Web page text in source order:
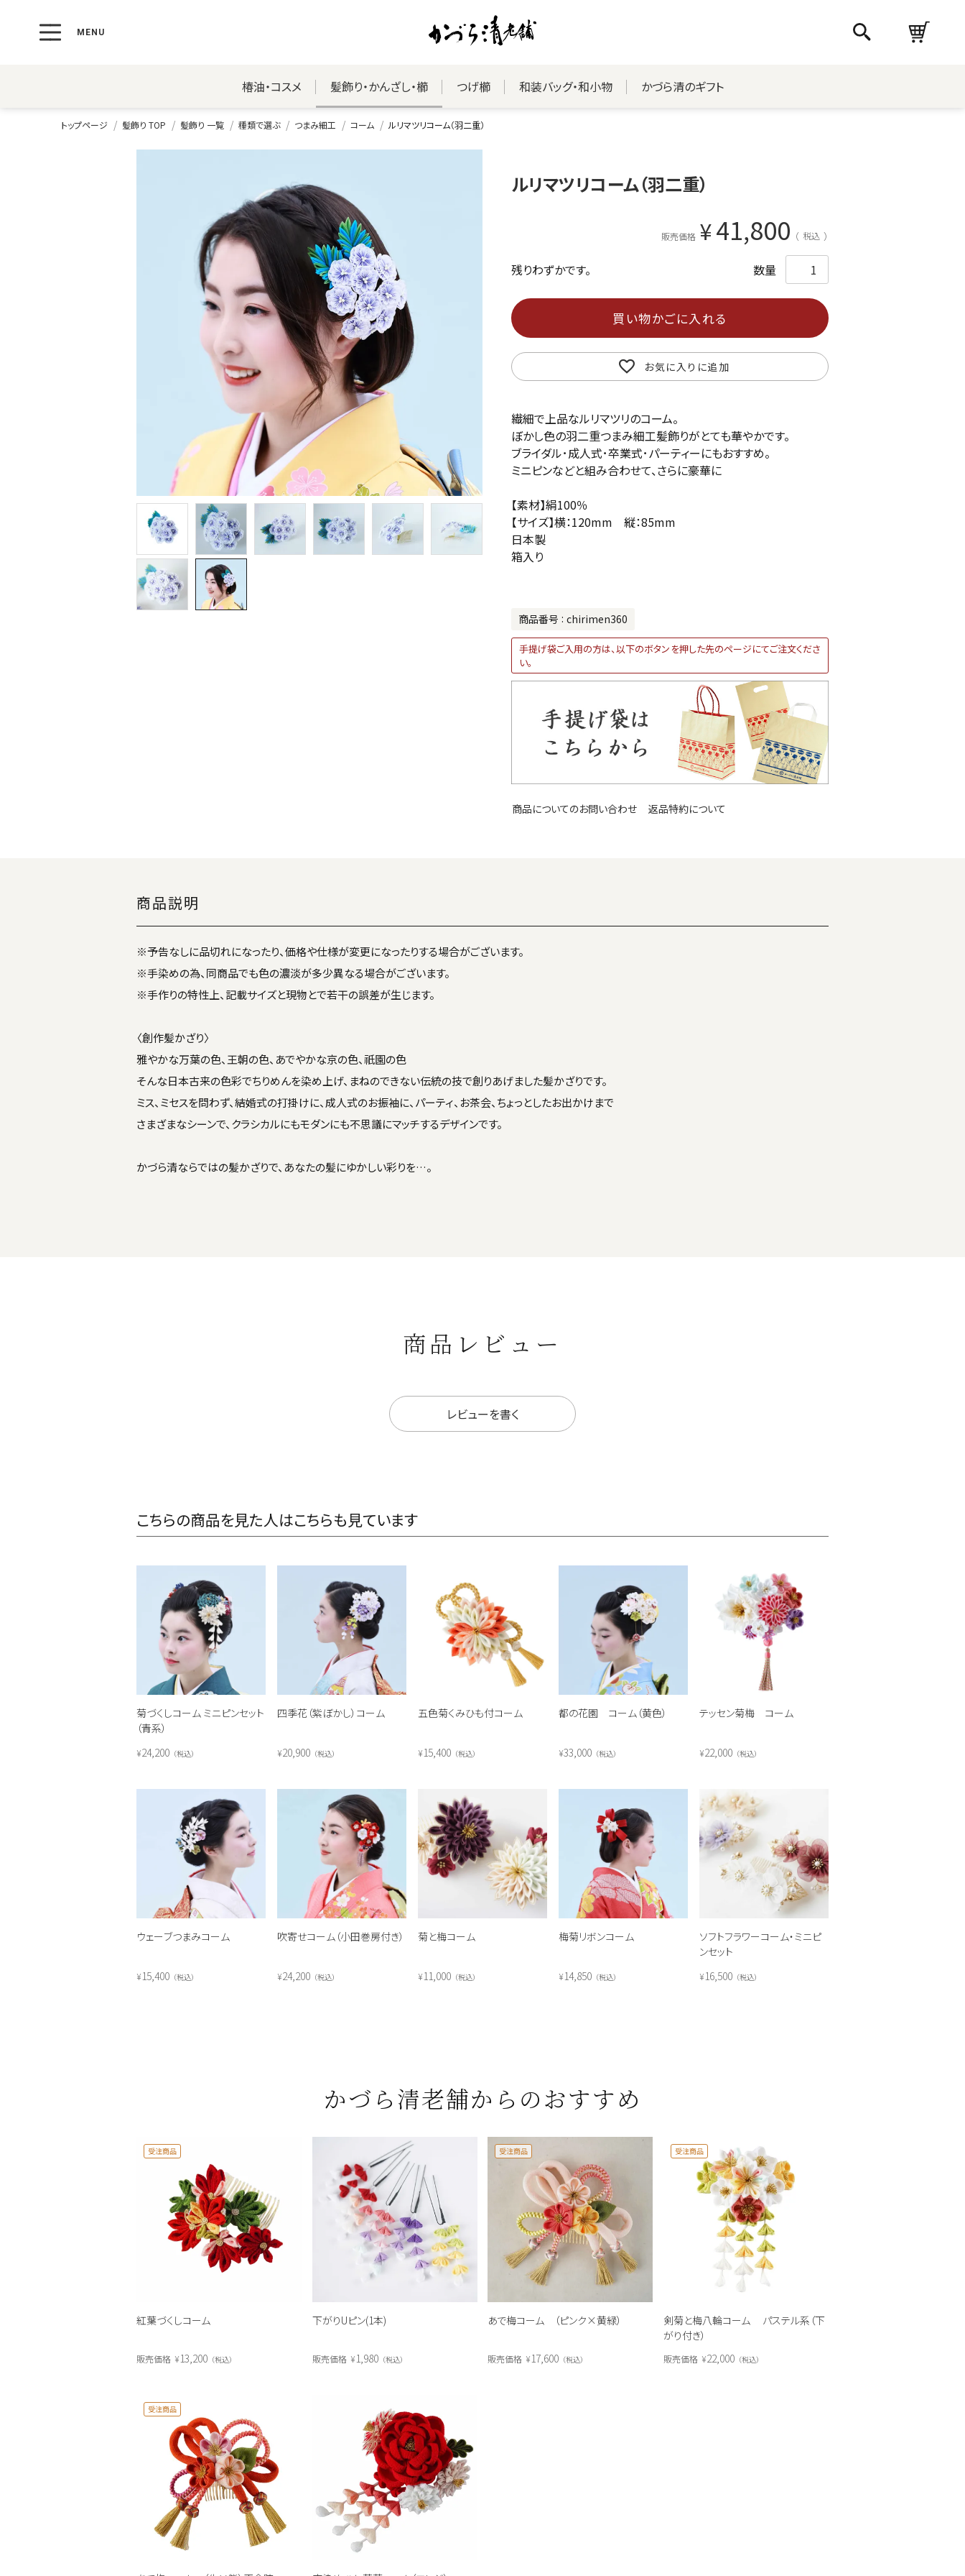
椿油・コスメ 髪飾り・かんざし・櫛 つげ櫛 和装バッグ・和小物 かづら清のギフト
トップページ 髪飾り TOP 髪飾り 一覧 種類で選ぶ つまみ細工 コーム ルリマツリコーム（羽二重）
ルリマツリコーム（羽二重）
販売価格 ¥41,800 税込
残りわずかです。
お気に入りに追加
買い物かごに入れる
繊細で上品なルリマツリのコーム。
ぼかし色の羽二重つまみ細工髪飾りがとても華やかです。
ブライダル･成人式･卒業式･パーティーにもおすすめ。
ミニピンなどと組み合わせて、さらに豪華に
【素材】絹100％
【サイズ】横：120mm 縦：85mm
日本製
箱入り
商品番号 chirimen360
手提げ袋ご入用の方は、以下のボタンを押した先のページにてご注文くださ
い。
商品についてのお問い合わせ 返品特約について
商品説明
※予告なしに品切れになったり、価格や仕様が変更になったりする場合がございます。
※手染めの為、同商品でも色の濃淡が多少異なる場合がございます。
※手作りの特性上、記載サイズと現物とで若干の誤差が生じます。
〈創作髪かざり〉
雅やかな万葉の色、王朝の色、あでやかな京の色、祇園の色
そんな日本古来の色彩でちりめんを染め上げ、まねのできない伝統の技で創りあげました髪かざりです。
ミス、ミセスを問わず、結婚式の打掛けに、成人式のお振袖に、パーティ、お茶会、ちょっとしたお出かけまで
さまざまなシーンで、クラシカルにもモダンにも不思議にマッチするデザインです。
かづら清ならではの髪かざりで、あなたの髪にゆかしい彩りを…。
商品レビュー
レビューを書く
こちらの商品を見た人はこちらも見ています
菊づくしコーム ミニピンセット
（青系）
¥24,200 税込
四季花（紫ぼかし）コーム
¥20,900 税込
五色菊くみひも付コーム
¥15,400 税込
都の花園 コーム（黄色）
¥33,000 税込
テッセン菊梅 コーム
¥22,000 税込
ウェーブつまみコーム
¥15,400 税込
吹寄せコーム（小田巻房付き）
¥24,200 税込
菊と梅コーム
¥11,000 税込
梅菊リボンコーム
¥14,850 税込
ソフトフラワーコーム・ミニピ
ンセット
¥16,500 税込
かづら清老舗からのおすすめ
紅葉づくしコーム
受注商品
販売価格 ¥13,200 税込
下がりUピン(1本)
販売価格 ¥1,980 税込
あで梅コーム （ピンク×黄緑）
受注商品
販売価格 ¥17,600 税込
剣菊と梅八輪コーム パステル系（下
がり付き）
受注商品
販売価格 ¥22,000 税込
受注商品